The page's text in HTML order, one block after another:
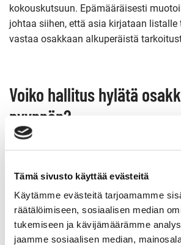
Tämä sivusto käyttää evästeitä
Käytämme evästeitä tarjoamamme
räätälöimiseen, sosiaalisen median
tukemiseen ja kävijämäärämme
jaamme sosiaalisen median,
kokouskutsuun. Epämääräisesti
johtaa siihen, että asia kirjataan listalle
vastaa osakkaan alkuperäistä
Voiko hallitus hylätä
pyynnön?
Hallitus ei pääsääntöisesti voi hylätä
tehty ajoissa. Asunto-osakeyhtiölaki
sisällyttämään asian esityslistalle, kun
Hallituksella ei ole tässä harkintavaltaa
suhteen.